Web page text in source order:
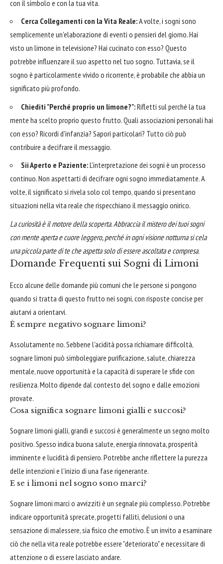
con il simbolo e con la tua vita.
Cerca Collegamenti con la Vita Reale:A volte, i sogni sono
semplicemente un'elaborazione di eventi o pensieri del giorno. Hai
visto un limone in televisione? Hai cucinato con esso? Questo
potrebbe influenzare il suo aspetto nel tuo sogno. Tuttavia, se il
sogno è particolarmente vivido o ricorrente, è probabile che abbia un
significato più profondo.
Chiediti "Perché proprio un limone?":Rifletti sul perché la tua
mente ha scelto proprio questo frutto. Quali associazioni personali hai
con esso? Ricordi d'infanzia? Sapori particolari? Tutto ciò può
contribuire a decifrare il messaggio.
Sii Aperto e Paziente:L'interpretazione dei sogni è un processo
continuo. Non aspettarti di decifrare ogni sogno immediatamente. A
volte, il significato si rivela solo col tempo, quando si presentano
situazioni nella vita reale che rispecchiano il messaggio onirico.
La curiosità è il motore della scoperta. Abbraccia il mistero dei tuoi sogni
con mente aperta e cuore leggero, perché in ogni visione notturna si cela
una piccola parte di te che aspetta solo di essere ascoltata e compresa.
Domande Frequenti sui Sogni di Limoni
Ecco alcune delle domande più comuni che le persone si pongono
quando si tratta di questo frutto nei sogni, con risposte concise per
aiutarvi a orientarvi.
È sempre negativo sognare limoni?
Assolutamente no. Sebbene l'acidità possa richiamare difficoltà,
sognare limoni può simboleggiare purificazione, salute, chiarezza
mentale, nuove opportunità e la capacità di superare le sfide con
resilienza. Molto dipende dal contesto del sogno e dalle emozioni
provate.
Cosa significa sognare limoni gialli e succosi?
Sognare limoni gialli, grandi e succosi è generalmente un segno molto
positivo. Spesso indica buona salute, energia rinnovata, prosperità
imminente e lucidità di pensiero. Potrebbe anche riflettere la purezza
delle intenzioni e l'inizio di una fase rigenerante.
E se i limoni nel sogno sono marci?
Sognare limoni marci o avvizziti è un segnale più complesso. Potrebbe
indicare opportunità sprecate, progetti falliti, delusioni o una
sensazione di malessere, sia fisico che emotivo. È un invito a esaminare
ciò che nella vita reale potrebbe essere "deteriorato" e necessitare di
attenzione o di essere lasciato andare.